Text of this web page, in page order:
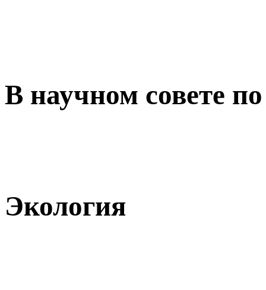
В научном совете
Экология